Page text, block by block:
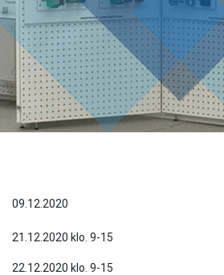
09.12.2020
21.12.2020 klo. 9-15
22.12.2020 klo. 9-15